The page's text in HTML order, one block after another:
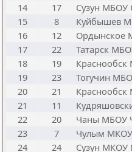
14
17 Сузун
15
8 Куйбышев
16
12
17
22 Татарск
18
19
19
23 Тогучин
20
21
21
11
22
20 Чаны МБОУ
23
7 Чулым
24
24 Сузун